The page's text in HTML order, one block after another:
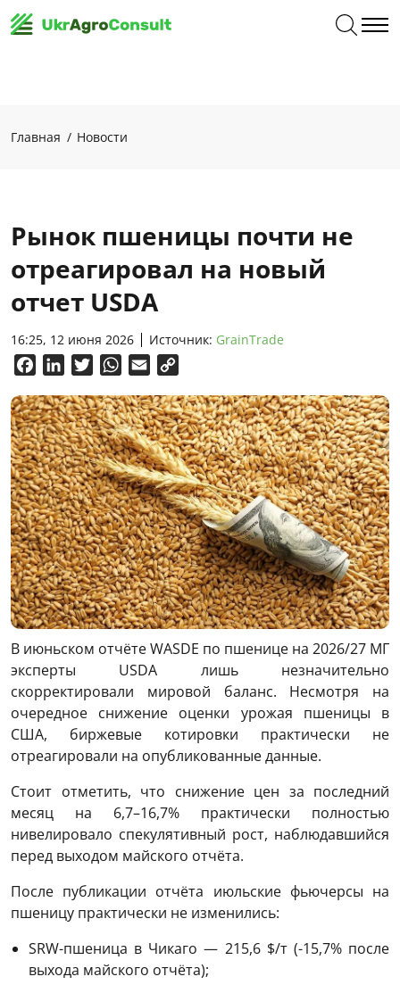
Главная Новости
Рынок пшеницы почти не
отреагировал на новый
отчет USDA
16:25, 12 июня 2026 Источник: GrainTrade
FacebookLinkedInTwitterWhatsApp
Email
В июньском отчёте WASDE по пшенице на 2026/27 МГ
эксперты USDA лишь незначительно
скорректировали мировой баланс. Несмотря на
очередное снижение оценки урожая пшеницы в
США, биржевые котировки практически не
отреагировали на опубликованные данные.
Стоит отметить, что снижение цен за последний
месяц на 6,7–16,7% практически полностью
нивелировало спекулятивный рост, наблюдавшийся
перед выходом майского отчёта.
После публикации отчёта июльские фьючерсы на
пшеницу практически не изменились:
SRW-пшеница в Чикаго — 215,6 $/т (-15,7% после
выхода майского отчёта);